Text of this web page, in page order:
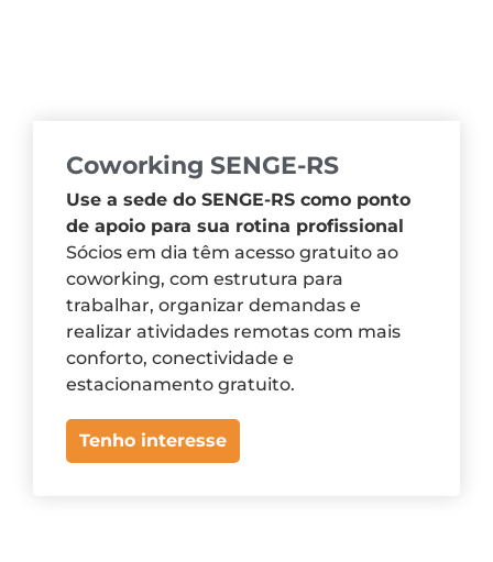
Coworking SENGE-RS
Use a sede do SENGE-RS como ponto
de apoio para sua rotina profissional
Sócios em dia têm acesso gratuito ao
coworking, com estrutura para
trabalhar, organizar demandas e
realizar atividades remotas com mais
conforto, conectividade e
estacionamento gratuito.
Tenho interesse